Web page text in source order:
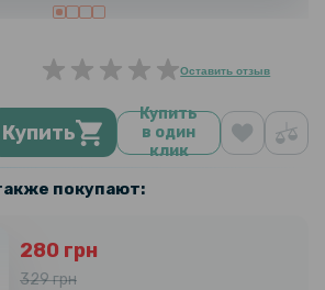
Оставить отзыв
Купить
Купить
в один
клик
покупают:
280 грн
329 грн